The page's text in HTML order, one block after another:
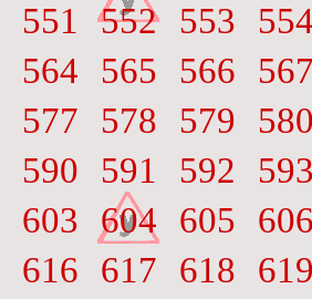
551 552 553
564 565 566
577 578 579
590 591 592
603 604 605
616 617 618